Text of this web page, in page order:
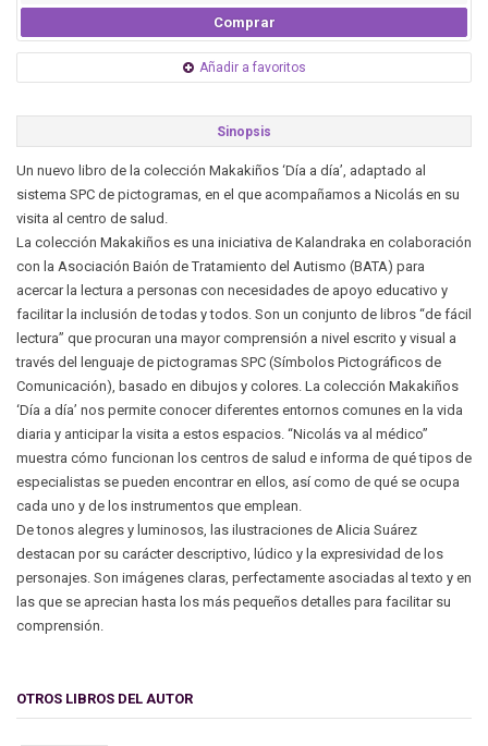
Comprar
Añadir a favoritos
Sinopsis
Un nuevo libro de la colección Makakiños ‘Día a día’, adaptado al
sistema SPC de pictogramas, en el que acompañamos a Nicolás en su
visita al centro de salud.
La colección Makakiños es una iniciativa de Kalandraka en colaboración
con la Asociación Baión de Tratamiento del Autismo (BATA) para
acercar la lectura a personas con necesidades de apoyo educativo y
facilitar la inclusión de todas y todos. Son un conjunto de libros “de fácil
lectura” que procuran una mayor comprensión a nivel escrito y visual a
través del lenguaje de pictogramas SPC (Símbolos Pictográficos de
Comunicación), basado en dibujos y colores. La colección Makakiños
‘Día a día’ nos permite conocer diferentes entornos comunes en la vida
diaria y anticipar la visita a estos espacios. “Nicolás va al médico”
muestra cómo funcionan los centros de salud e informa de qué tipos de
especialistas se pueden encontrar en ellos, así como de qué se ocupa
cada uno y de los instrumentos que emplean.
De tonos alegres y luminosos, las ilustraciones de Alicia Suárez
destacan por su carácter descriptivo, lúdico y la expresividad de los
personajes. Son imágenes claras, perfectamente asociadas al texto y en
las que se aprecian hasta los más pequeños detalles para facilitar su
comprensión.
OTROS LIBROS DEL AUTOR